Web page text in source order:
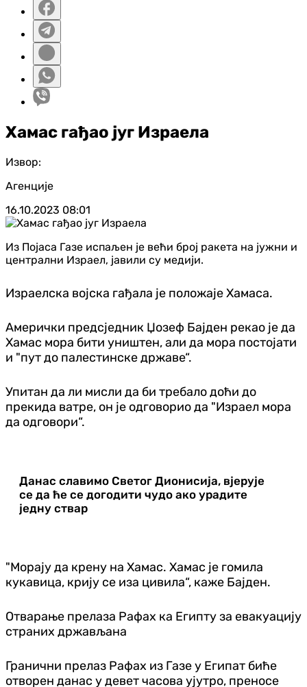
Хамас гађао југ Израела
Извор:
Агенције
16.10.2023 08:01
Из Појаса Газе испаљен је већи број ракета на јужни и
централни Израел, јавили су медији.
Израелска војска гађала je положаје Хамаса.
Амерички предсједник Џозеф Бајден рекао је да
Хамас мора бити уништен, али да мора постојати
и "пут до палестинске државе“.
Упитан да ли мисли да би требало доћи до
прекида ватре, он је одговорио да "Израел мора
да одговори“.
Данас славимо Светог Дионисија, вјерује
се да ће се догодити чудо ако урадите
једну ствар
"Морају да крену на Хамас. Хамас је гомила
кукавица, крију се иза цивила“, каже Бајден.
Отварање прелаза Рафах ка Египту за евакуацију
страних држављана
Гранични прелаз Рафах из Газе у Египат биће
отворен данас у девет часова ујутро, преносе